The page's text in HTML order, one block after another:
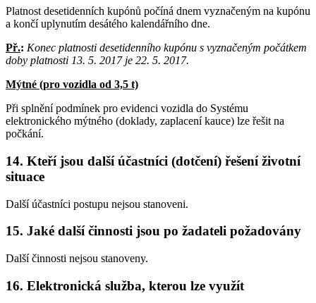
Platnost desetidenních kupónů počíná dnem vyznačeným na kupónu
a končí uplynutím desátého kalendářního dne.
Př.: Konec platnosti desetidenního kupónu s vyznačeným počátkem
doby platnosti 13. 5. 2017 je 22. 5. 2017.
Mýtné (pro vozidla od 3,5 t)
Při splnění podmínek pro evidenci vozidla do Systému
elektronického mýtného (doklady, zaplacení kauce) lze řešit na
počkání.
14. Kteří jsou další účastníci (dotčení) řešení životní
situace
Další účastníci postupu nejsou stanoveni.
15. Jaké další činnosti jsou po žadateli požadovány
Další činnosti nejsou stanoveny.
16. Elektronická služba, kterou lze využít